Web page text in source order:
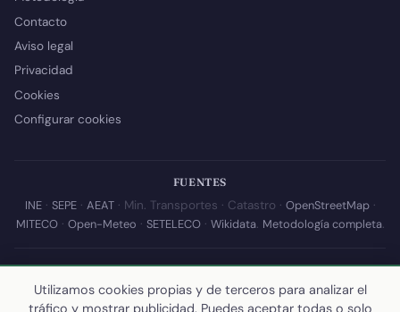
Contacto
Aviso legal
Privacidad
Cookies
Configurar cookies
FUENTES
INE· SEPE· AEAT· Min. Transportes · Catastro · OpenStreetMap·
MITECO· Open-Meteo · SETELECO· Wikidata. Metodología completa.
© 2026 Callejear.com — Directorio municipal de España con datos
abiertos. Desarrollado y mantenido porYoel Castaño.
Utilizamos cookies propias y de terceros para analizar el
tráfico y mostrar publicidad. Puedes aceptar todas o solo